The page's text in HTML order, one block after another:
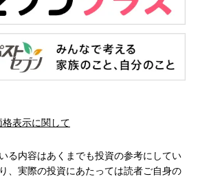
格表示に関して
る内容はあくまでも投資の参考にしてい
、実際の投資にあたっては読者ご自身の